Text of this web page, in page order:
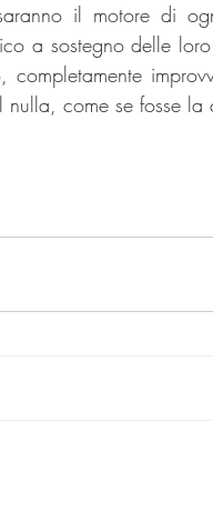
il motore di
a sostegno delle
completamente
come se fosse